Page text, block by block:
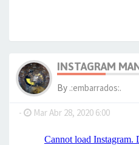
INSTAGRAM
By .:embarrados:.
- Mar Abr 28, 2020 6:00